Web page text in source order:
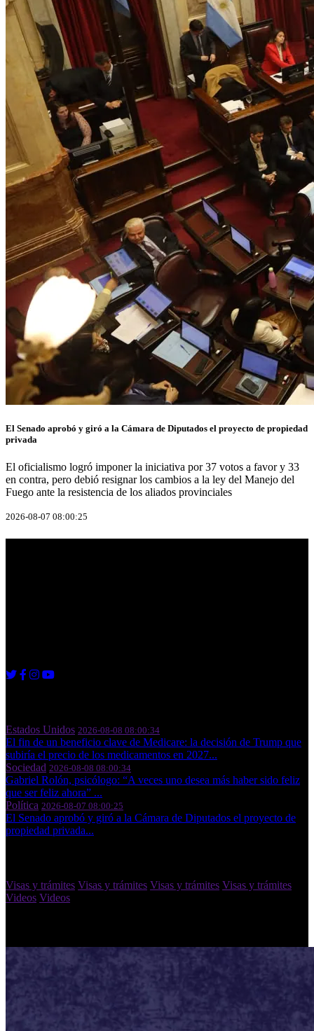
El Senado aprobó y giró a la Cámara de Diputados el proyecto de propiedad
privada
El oficialismo logró imponer la iniciativa por 37 votos a favor y 33
en contra, pero debió resignar los cambios a la ley del Manejo del
Fuego ante la resistencia de los aliados provinciales
2026-08-07 08:00:25
Estados Unidos 2026-08-08 08:00:34
El fin de un beneficio clave de Medicare: la decisión de Trump que
subiría el precio de los medicamentos en 2027...
Sociedad 2026-08-08 08:00:34
Gabriel Rolón, psicólogo: “A veces uno desea más haber sido feliz
que ser feliz ahora” ...
Política 2026-08-07 08:00:25
El Senado aprobó y giró a la Cámara de Diputados el proyecto de
propiedad privada...
Visas y trámites Visas y trámites Visas y trámites Visas y trámites
Videos Videos